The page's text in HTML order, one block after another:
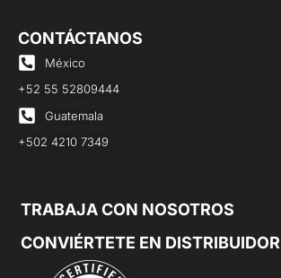
CONTÁCTANOS
México
+52 55 52809444
Guatemala
+502 4210 7349
TRABAJA CON NOSOTROS
CONVIÉRTETE EN DISTRIBUIDOR